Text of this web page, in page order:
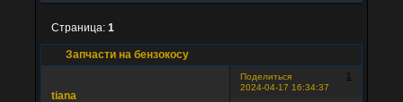
Запчасти на бензокосу
Страница: 1
Поделиться
1
2024-04-17 16:34:37
tiana